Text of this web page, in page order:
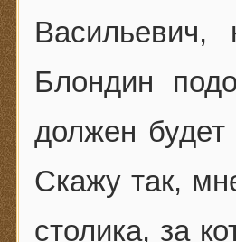
Блондин
должен
Скажу так,
столика, за